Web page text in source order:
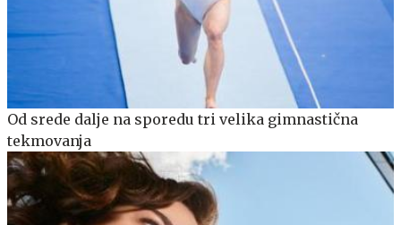
Od srede dalje na sporedu tri velika gimnastična
tekmovanja